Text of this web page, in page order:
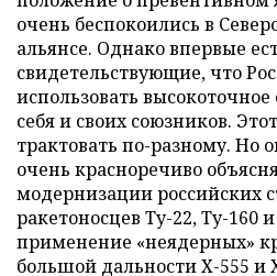
очень беспокоились в
альянсе. Однако впервые
свидетельствующие, что
использовать
себя и своих союзников.
трактовать по-разному. Но
очень красноречиво
модернизации российских
ракетоносцев Ту-22, Ту-160
применение «неядерных»
большой дальности Х-555 и